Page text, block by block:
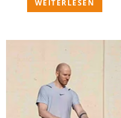
WEITERLESEN